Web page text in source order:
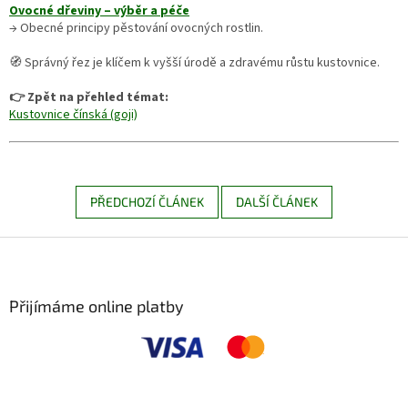
Ovocné dřeviny – výběr a péče
→ Obecné principy pěstování ovocných rostlin.
🧭 Správný řez je klíčem k vyšší úrodě a zdravému růstu kustovnice.
👉 Zpět na přehled témat:
Kustovnice čínská (goji)
PŘEDCHOZÍ ČLÁNEK DALŠÍ ČLÁNEK
Přijímáme online platby